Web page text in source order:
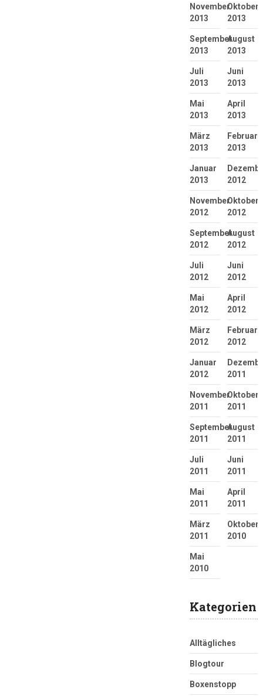
November
2013
Oktober
2013
September
2013
August
2013
Juli
2013
Juni
2013
Mai
2013
April
2013
März
2013
Februar
2013
Januar
2013
2012
November
2012
Oktober
2012
September
2012
August
2012
Juli
2012
Juni
2012
Mai
2012
April
2012
März
2012
Februar
2012
Januar
2012
2011
November
2011
Oktober
2011
September
2011
August
2011
Juli
2011
Juni
2011
Mai
2011
April
2011
März
2011
Oktober
2010
Mai
2010
Kategorien
Alltägliches
Blogtour
Boxenstopp